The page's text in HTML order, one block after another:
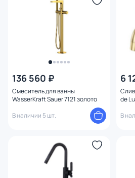
136 560 ₽
Смеситель для ванны
WasserKraft Sauer 7121 золото
В наличии 5 шт.
6
de
В
Длина (см)
Глубина (см)
Поверхность
Вращение излива